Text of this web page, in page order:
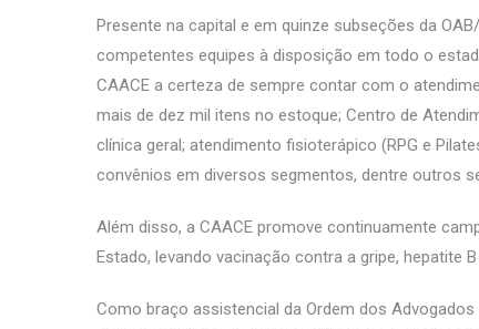
Presente na capital e em quinze subseções da
competentes equipes à disposição em todo o
CAACE a certeza de sempre contar com o
mais de dez mil itens no estoque; Centro de
clínica geral; atendimento fisioterápico (RPG e
convênios em diversos segmentos, dentre outros
Além disso, a CAACE promove continuamente
Estado, levando vacinação contra a gripe, hepatite
Como braço assistencial da Ordem dos